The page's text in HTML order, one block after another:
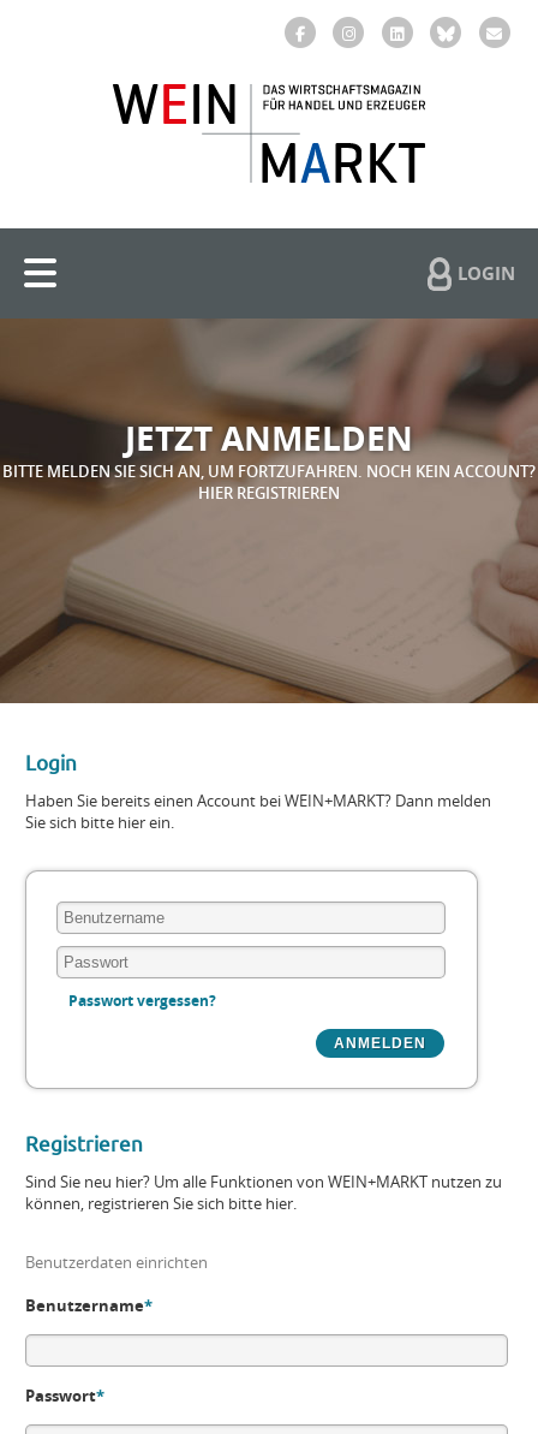
LOGIN
JETZT ANMELDEN
BITTE MELDEN SIE SICH AN, UM FORTZUFAHREN. NOCH KEIN ACCOUNT?
HIER REGISTRIEREN
Login
Haben Sie bereits einen Account bei WEIN+MARKT? Dann melden
Sie sich bitte hier ein.
Passwort vergessen?
Registrieren
Sind Sie neu hier? Um alle Funktionen von WEIN+MARKT nutzen zu
können, registrieren Sie sich bitte hier.
Benutzerdaten einrichten
Benutzername*
Passwort*